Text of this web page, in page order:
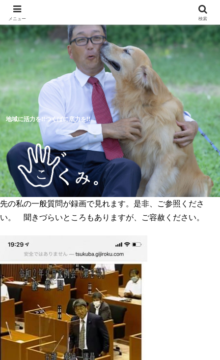
地域に活力を!!つくばに底力を!!
5つのつくば市の未来予想図 活動報告
お問い合わせ
先の私の一般質問が録画で見れます。是非、ご参照くださ
い。 聞きづらいところもありますが、ご容赦ください。
メニュー 検索